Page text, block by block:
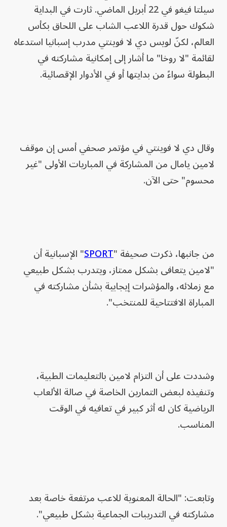
سيلتا فيغو في 22 أبريل الماضي. ثارت في البداية
شكوك حول قدرة اللاعب الشاب على اللحاق بكأس
العالم، لكنّ لويس دي لا فوينتي مدرب إسبانيا استدعاه
لقائمة "لا روخا" ما أشار إلى إمكانية مشاركته في
البطولة سواءً من بدايتها أو في الأدوار الإقصائية.
وقال دي لا فوينتي في مؤتمر صحفي أمس إن موقف
لامين يامال من المشاركة في المباريات الأولى "غير
محسوم" حتى الآن.
من جانبها، ذكرت صحيفة "SPORT" الإسبانية أن
"لامين يتعافى بشكل ممتاز، ويتدرب بشكل طبيعي
مع زملائه، والمؤشرات إيجابية بشأن مشاركته في
المباراة الافتتاحية للمنتخب".
وشددت على أن التزام لامين بالتعليمات الطبية،
وتنفيذه لبعض التمارين الخاصة في صالة الألعاب
الرياضية كان له أثر كبير في تعافيه في الوقت
المناسب.
وتابعت: "الحالة المعنوية للاعب مرتفعة خاصة بعد
مشاركته في التدريبات الجماعية بشكل طبيعي".